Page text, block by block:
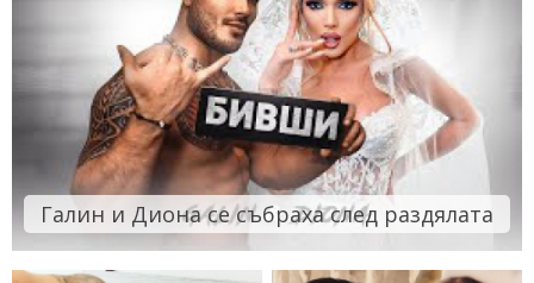
Галин и Диона се събраха след раздялата